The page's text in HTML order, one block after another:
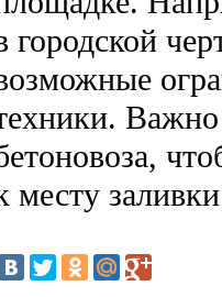
городской
Важно
месту